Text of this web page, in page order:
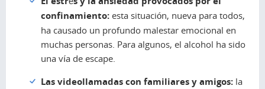
confinamiento: esta situación, nueva para todos,
ha causado un profundo malestar emocional en
muchas personas. Para algunos, el alcohol ha sido
una vía de escape.
Las videollamadas con familiares y amigos: la